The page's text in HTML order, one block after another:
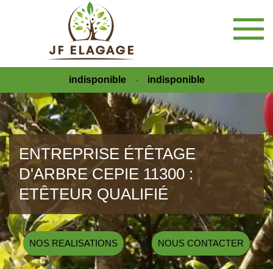
indisponible - indisponible
ENTREPRISE ÉTÊTAGE
D'ARBRE CEPIE 11300 :
ETÊTEUR QUALIFIÉ
NOS REALISATIONS NOUS CONTACTER